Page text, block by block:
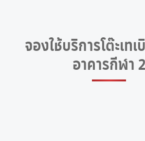
จองใช้บริการโต๊ะเท
อาคารกีฬา 2